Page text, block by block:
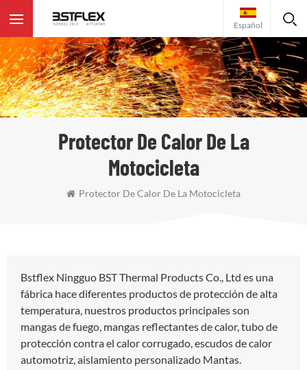
Español
Protector De Calor De La
Motocicleta
Protector De Calor De La Motocicleta
Bstflex Ningguo BST Thermal Products Co., Ltd es una
fábrica hace diferentes productos de protección de alta
temperatura, nuestros productos principales son
mangas de fuego, mangas reflectantes de calor, tubo de
protección contra el calor corrugado, escudos de calor
automotriz, aislamiento personalizado Mantas.